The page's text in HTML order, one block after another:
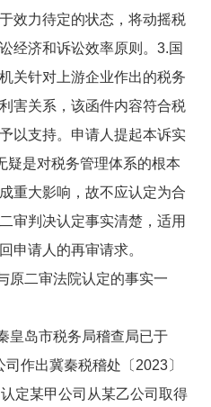
效力待定的状态，将动摇税
经济和诉讼效率原则。3.国
关针对上游企业作出的税务
害关系，该函件内容符合税
以支持。申请人提起本诉实
疑是对税务管理体系的根本
重大影响，故不应认定为合
审判决认定事实清楚，适用
申请人的再审请求。
二审法院认定的事实一
岛市税务局稽查局已于
作出冀秦税稽处〔2023〕
定某甲公司从某乙公司取得